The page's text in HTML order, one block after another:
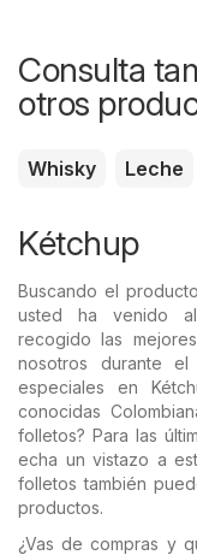
Consulta
otros
Whisky Leche
Kétchup
Buscando el
usted ha venido
recogido las
nosotros durante
especiales en
conocidas
folletos? Para las
echa un vistazo a
folletos también
productos.
¿Vas de compras y